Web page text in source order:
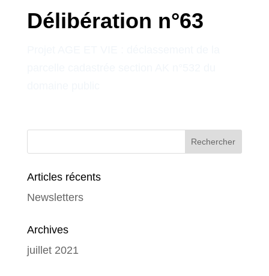
Délibération n°63
Articles récents
Newsletters
Archives
juillet 2021